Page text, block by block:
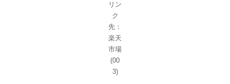
リン
ク
先：
楽天
市場
(00
3)